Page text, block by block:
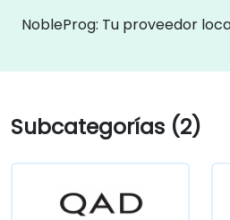
NobleProg: Tu proveedor
Subcategorías (2)